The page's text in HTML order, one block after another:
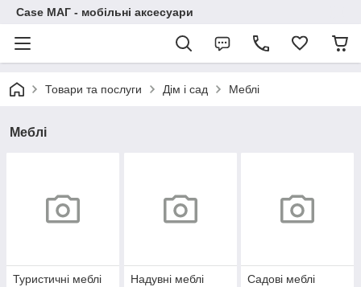
Case МАГ - мобільні аксесуари
Товари та послуги Дім і сад Меблі
Меблі
Туристичні меблі Надувні меблі Садові меблі